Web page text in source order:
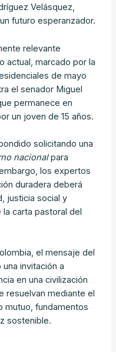
Velásquez,
futuro esperanzador.
relevante
actual, marcado por la
de mayo
el senador Miguel
permanece en
un joven de 15 años.
solicitando una
nacionalpara
los expertos
duradera deberá
justicia social y
carta pastoral del
el mensaje del
invitación a
en una civilización
resuelvan mediante el
mutuo, fundamentos
sostenible.